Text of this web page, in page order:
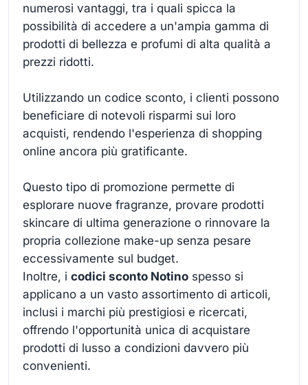
numerosi vantaggi, tra i quali spicca la
possibilità di accedere a un'ampia gamma di
prodotti di bellezza e profumi di alta qualità a
prezzi ridotti.
Utilizzando un codice sconto, i clienti possono
beneficiare di notevoli risparmi sui loro
acquisti, rendendo l'esperienza di shopping
online ancora più gratificante.
Questo tipo di promozione permette di
esplorare nuove fragranze, provare prodotti
skincare di ultima generazione o rinnovare la
propria collezione make-up senza pesare
eccessivamente sul budget.
Inoltre, i codici sconto Notino spesso si
applicano a un vasto assortimento di articoli,
inclusi i marchi più prestigiosi e ricercati,
offrendo l'opportunità unica di acquistare
prodotti di lusso a condizioni davvero più
convenienti.